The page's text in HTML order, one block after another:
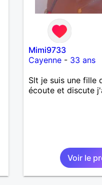
Mimi9733
Cayenne- 33 ans
Slt je suis une fille
écoute et discute
Voir le